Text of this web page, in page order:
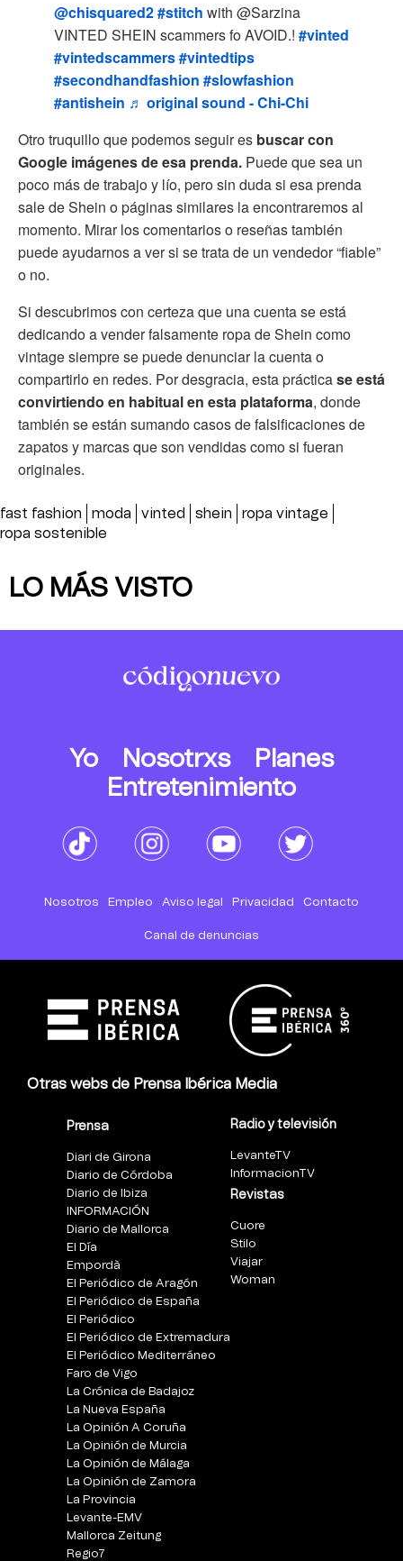
@chisquared2#stitch with @Sarzina
VINTED SHEIN scammers fo AVOID.! #vinted
#vintedscammers#vintedtips
#secondhandfashion #slowfashion
#antishein ♬ original sound - Chi-Chi
Otro truquillo que podemos seguir es buscar con
Google imágenes de esa prenda. Puede que sea un
poco más de trabajo y lío, pero sin duda si esa prenda
sale de Shein o páginas similares la encontraremos al
momento. Mirar los comentarios o reseñas también
puede ayudarnos a ver si se trata de un vendedor “fiable”
o no.
Si descubrimos con certeza que una cuenta se está
dedicando a vender falsamente ropa de Shein como
vintage siempre se puede denunciar la cuenta o
compartirlo en redes. Por desgracia, esta prácticase está
convirtiendo en habitual en esta plataforma, donde
también se están sumando casos de falsificaciones de
zapatos y marcas que son vendidas como si fueran
originales.
fast fashion moda vinted shein
ropa vintage
ropa sostenible
LO MÁS VISTO
Yo Nosotrxs
Planes
Entretenimiento
Nosotros Empleo Aviso legal Privacidad Contacto
Canal de denuncias
Otras webs de Prensa Ibérica Media
Prensa
Diari de Girona
Diario de Córdoba
Diario de Ibiza
INFORMACIÓN
Diario de Mallorca
El Día
Empordà
El Periódico de Aragón
El Periódico de España
El Periódico
El Periódico de Extremadura
El Periódico Mediterráneo
Faro de Vigo
La Crónica de Badajoz
La Nueva España
La Opinión A Coruña
La Opinión de Murcia
La Opinión de Málaga
La Opinión de Zamora
La Provincia
Levante-EMV
Mallorca Zeitung
Regio7
Radio y televisión
LevanteTV
InformacionTV
Revistas
Cuore
Stilo
Viajar
Woman